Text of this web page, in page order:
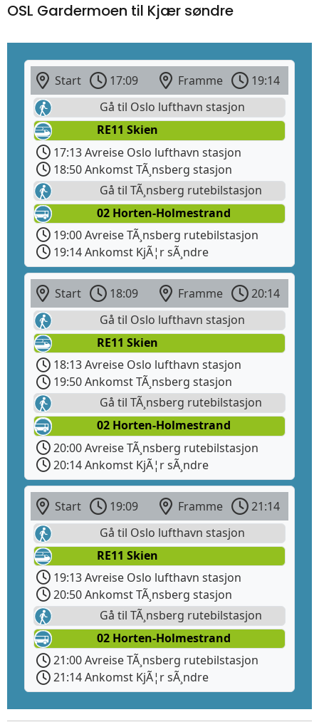
OSL Gardermoen til Kjær søndre
Start 17:09 Framme
19:14
Gå til Oslo lufthavn stasjon
RE11 Skien
17:13 Avreise Oslo lufthavn stasjon
18:50 Ankomst TÃ¸nsberg stasjon
Gå til TÃ¸nsberg rutebilstasjon
02 Horten-Holmestrand
19:00 Avreise TÃ¸nsberg rutebilstasjon
19:14 Ankomst KjÃ¦r sÃ¸ndre
Start 18:09 Framme
20:14
Gå til Oslo lufthavn stasjon
RE11 Skien
18:13 Avreise Oslo lufthavn stasjon
19:50 Ankomst TÃ¸nsberg stasjon
Gå til TÃ¸nsberg rutebilstasjon
02 Horten-Holmestrand
20:00 Avreise TÃ¸nsberg rutebilstasjon
20:14 Ankomst KjÃ¦r sÃ¸ndre
Start 19:09 Framme
21:14
Gå til Oslo lufthavn stasjon
RE11 Skien
19:13 Avreise Oslo lufthavn stasjon
20:50 Ankomst TÃ¸nsberg stasjon
Gå til TÃ¸nsberg rutebilstasjon
02 Horten-Holmestrand
21:00 Avreise TÃ¸nsberg rutebilstasjon
21:14 Ankomst KjÃ¦r sÃ¸ndre